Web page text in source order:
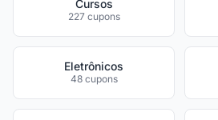
Cursos
227 cupons
Eletrônicos
48 cupons